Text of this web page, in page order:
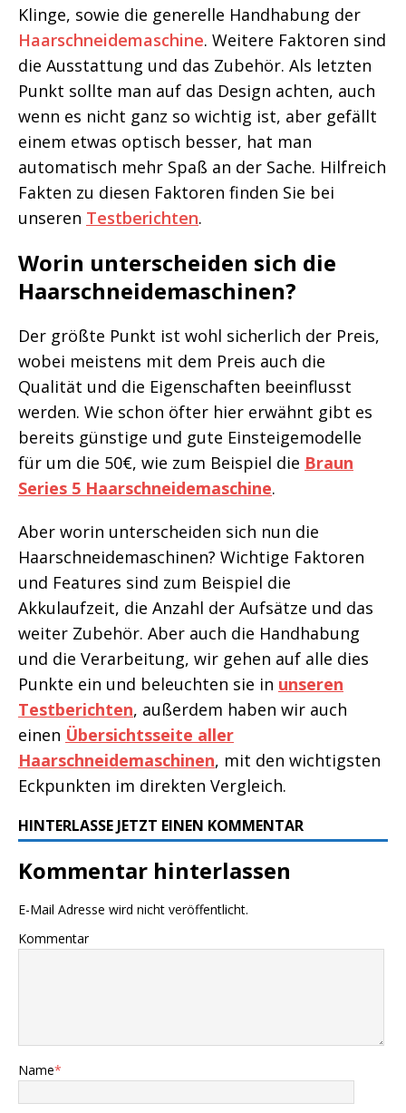
Klinge, sowie die generelle Handhabung der
Haarschneidemaschine. Weitere Faktoren sind
die Ausstattung und das Zubehör. Als letzten
Punkt sollte man auf das Design achten, auch
wenn es nicht ganz so wichtig ist, aber gefällt
einem etwas optisch besser, hat man
automatisch mehr Spaß an der Sache. Hilfreich
Fakten zu diesen Faktoren finden Sie bei
unseren Testberichten.
Worin unterscheiden sich die
Haarschneidemaschinen?
Der größte Punkt ist wohl sicherlich der Preis,
wobei meistens mit dem Preis auch die
Qualität und die Eigenschaften beeinflusst
werden. Wie schon öfter hier erwähnt gibt es
bereits günstige und gute Einsteigemodelle
für um die 50€, wie zum Beispiel die Braun
Series 5 Haarschneidemaschine.
Aber worin unterscheiden sich nun die
Haarschneidemaschinen? Wichtige Faktoren
und Features sind zum Beispiel die
Akkulaufzeit, die Anzahl der Aufsätze und das
weiter Zubehör. Aber auch die Handhabung
und die Verarbeitung, wir gehen auf alle dies
Punkte ein und beleuchten sie in unseren
Testberichten, außerdem haben wir auch
einen Übersichtsseite aller
Haarschneidemaschinen, mit den wichtigsten
Eckpunkten im direkten Vergleich.
HINTERLASSE JETZT EINEN KOMMENTAR
Kommentar hinterlassen
E-Mail Adresse wird nicht veröffentlicht.
Kommentar
Name*